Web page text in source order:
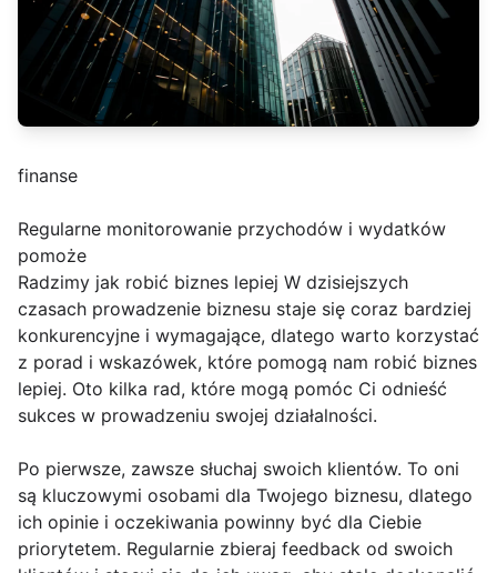
finanse
Regularne monitorowanie przychodów i wydatków
pomoże
Radzimy jak robić biznes lepiej W dzisiejszych
czasach prowadzenie biznesu staje się coraz bardziej
konkurencyjne i wymagające, dlatego warto korzystać
z porad i wskazówek, które pomogą nam robić biznes
lepiej. Oto kilka rad, które mogą pomóc Ci odnieść
sukces w prowadzeniu swojej działalności.
Po pierwsze, zawsze słuchaj swoich klientów. To oni
są kluczowymi osobami dla Twojego biznesu, dlatego
ich opinie i oczekiwania powinny być dla Ciebie
priorytetem. Regularnie zbieraj feedback od swoich